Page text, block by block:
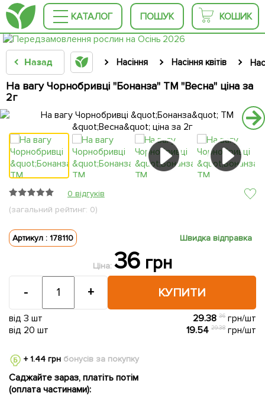
КАТАЛОГ ПОШУК КОШИК
Назад Насіння Насіння квітів
На вагу Чорнобривці "Бонанза" ТМ "Весна" ціна за
2г
0 відгуків
(загальний рейтинг: 0)
Артикул : 178110 Швидка відправка
Ціна: 36 грн
КУПИТИ
- +
від 3 шт 29.3836 грн/шт
від 20 шт
19.5429.38 грн/шт
+ 1.44 грнбонусів за покупку
Саджайте зараз, платіть потім
(оплата частинами):